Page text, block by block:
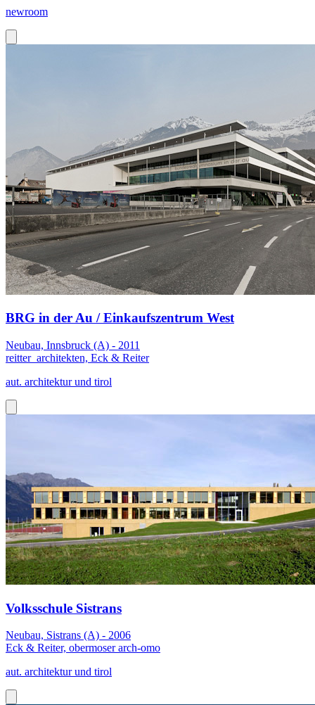
newroom
BRG in der Au / Einkaufszentrum West
Neubau, Innsbruck (A) - 2011
reitter_architekten, Eck & Reiter
aut. architektur und tirol
Volksschule Sistrans
Neubau, Sistrans (A) - 2006
Eck & Reiter, obermoser arch-omo
aut. architektur und tirol